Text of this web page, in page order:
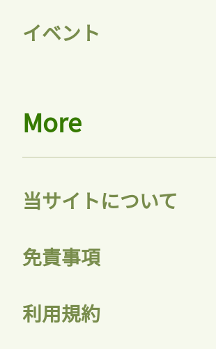
ロ
イベント
More
当サイトについて
免責事項
利用規約